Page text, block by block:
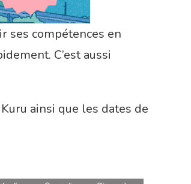
ses compétences en
C’est aussi
ainsi que les dates de